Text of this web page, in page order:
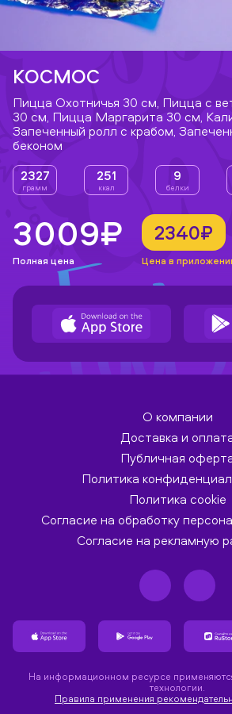
КОСМОС
Пицца Охотничья 30 см, Пицца с
30 см, Пицца Маргарита 30 см,
Запеченный ролл с крабом,
беконом
2327
грамм
251
ккал
9
белки
3009₽
Полная цена
2340₽
Цена в
О компании
Доставка и
Публичная
Политика
Политика cookie
Согласие на обработку
Согласие на рекламную
На информационном ресурсе
технологии.
Правила применения